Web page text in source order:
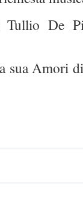
Tullio De
sua Amori